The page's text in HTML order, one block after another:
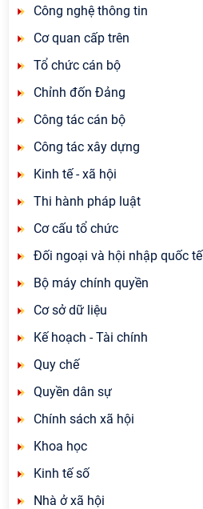
Công nghệ thông tin
Cơ quan cấp trên
Tổ chức cán bộ
Chỉnh đốn Đảng
Công tác cán bộ
Công tác xây dựng
Kinh tế - xã hội
Thi hành pháp luật
Cơ cấu tổ chức
Đối ngoại và hội nhập quốc tế
Bộ máy chính quyền
Cơ sở dữ liệu
Kế hoạch - Tài chính
Quy chế
Quyền dân sự
Chính sách xã hội
Khoa học
Kinh tế số
Nhà ở xã hội